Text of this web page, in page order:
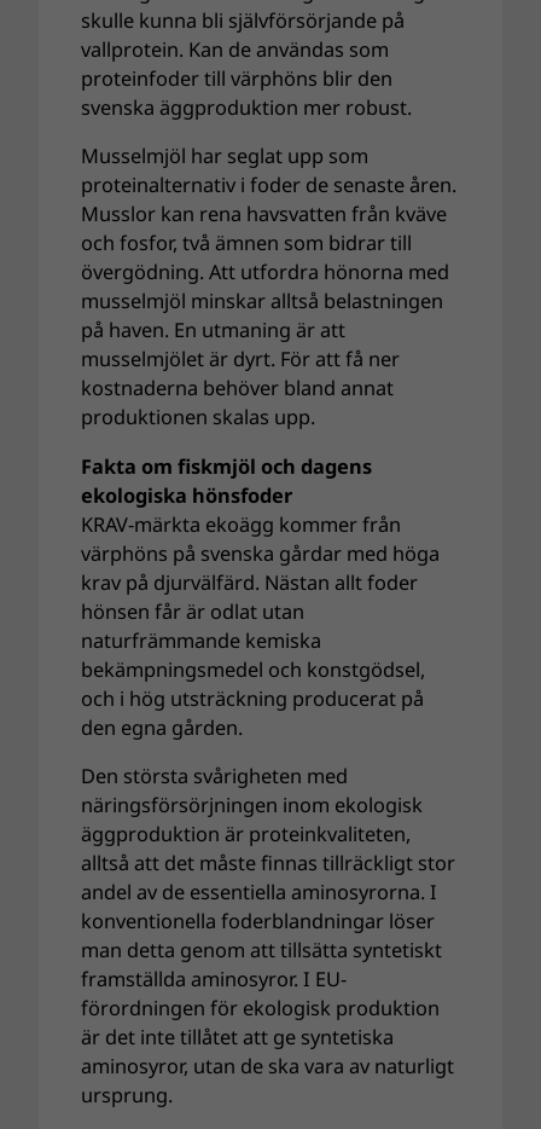
skulle kunna bli självförsörjande på
vallprotein. Kan de användas som
proteinfoder till värphöns blir den
svenska äggproduktion mer robust.
Musselmjöl har seglat upp som
proteinalternativ i foder de senaste åren.
Musslor kan rena havsvatten från kväve
och fosfor, två ämnen som bidrar till
övergödning. Att utfordra hönorna med
musselmjöl minskar alltså belastningen
på haven. En utmaning är att
musselmjölet är dyrt. För att få ner
kostnaderna behöver bland annat
produktionen skalas upp.
Fakta om fiskmjöl och dagens
ekologiska hönsfoder
KRAV-märkta ekoägg kommer från
värphöns på svenska gårdar med höga
krav på djurvälfärd. Nästan allt foder
hönsen får är odlat utan
naturfrämmande kemiska
bekämpningsmedel och konstgödsel,
och i hög utsträckning producerat på
den egna gården.
Den största svårigheten med
näringsförsörjningen inom ekologisk
äggproduktion är proteinkvaliteten,
alltså att det måste finnas tillräckligt stor
andel av de essentiella aminosyrorna. I
konventionella foderblandningar löser
man detta genom att tillsätta syntetiskt
framställda aminosyror. I EU-
förordningen för ekologisk produktion
är det inte tillåtet att ge syntetiska
aminosyror, utan de ska vara av naturligt
ursprung.